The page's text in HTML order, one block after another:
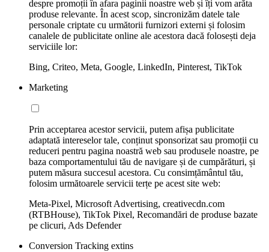
despre promoții în afara paginii noastre web și îți vom arăta
produse relevante. În acest scop, sincronizăm datele tale
personale criptate cu următorii furnizori externi și folosim
canalele de publicitate online ale acestora dacă folosești deja
serviciile lor:
Bing, Criteo, Meta, Google, LinkedIn, Pinterest, TikTok
Marketing
Prin acceptarea acestor servicii, putem afișa publicitate
adaptată intereselor tale, conținut sponsorizat sau promoții cu
reduceri pentru pagina noastră web sau produsele noastre, pe
baza comportamentului tău de navigare și de cumpărături, și
putem măsura succesul acestora. Cu consimțământul tău,
folosim următoarele servicii terțe pe acest site web:
Meta-Pixel, Microsoft Advertising, creativecdn.com
(RTBHouse), TikTok Pixel, Recomandări de produse bazate
pe clicuri, Ads Defender
Conversion Tracking extins